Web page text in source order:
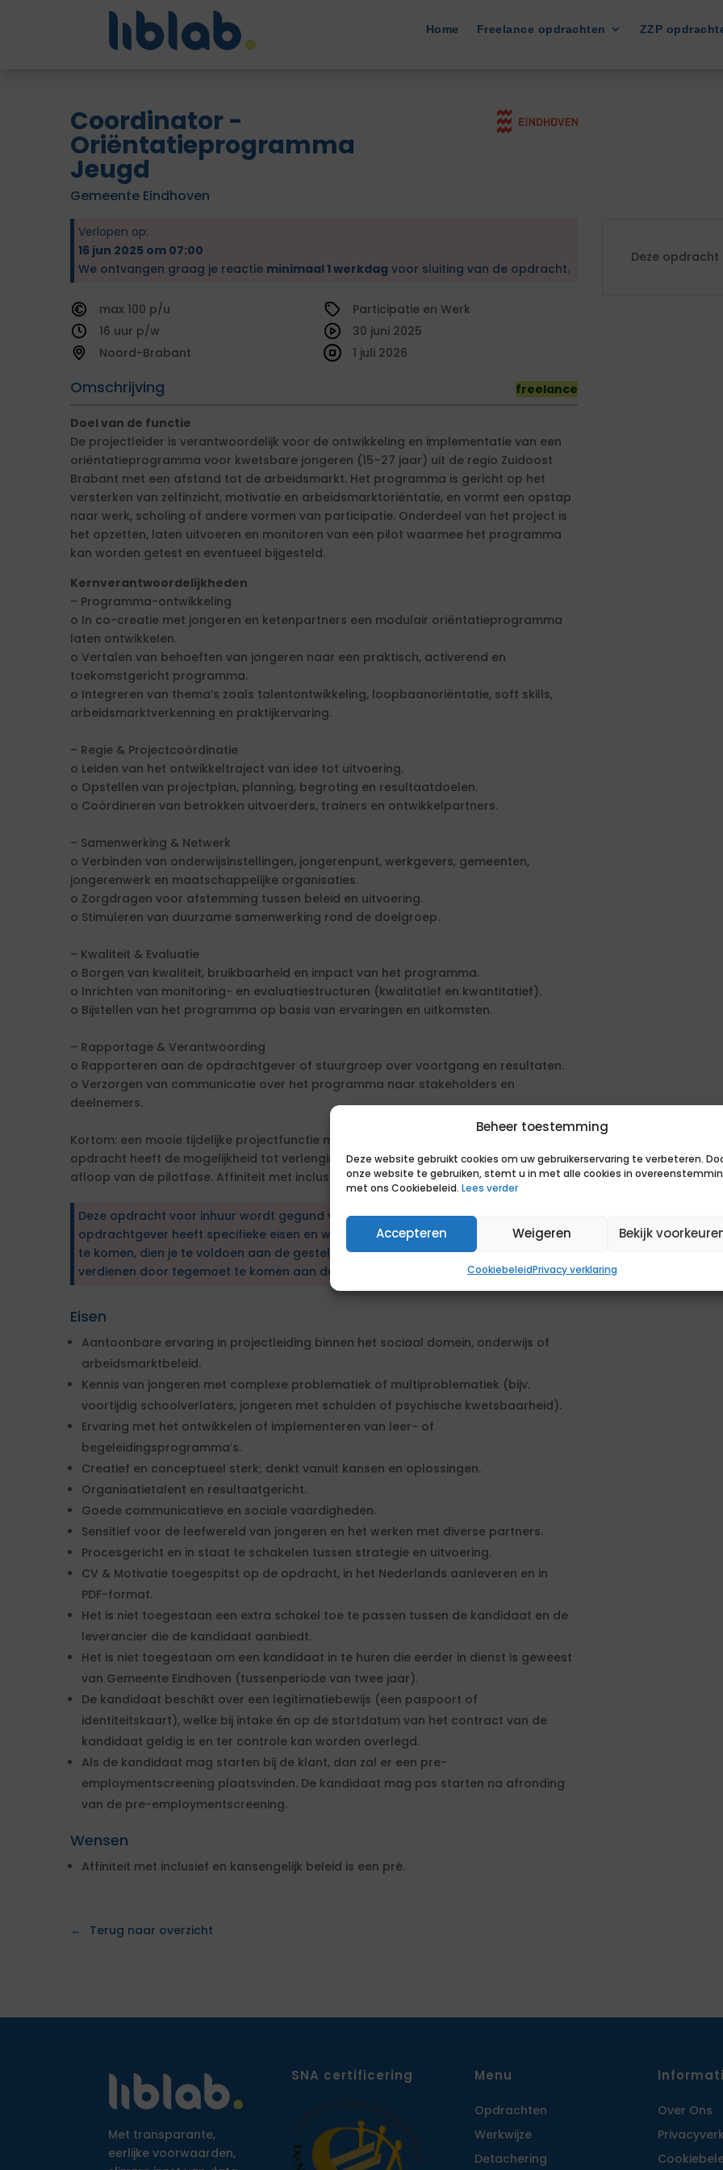
Beheer toestemming
Deze website gebruikt cookies om uw gebruikerservaring te verbeteren.
onze website te gebruiken, stemt u in met alle cookies in
met ons Cookiebeleid. Lees verder
Accepteren Weigeren Bekijk
CookiebeleidPrivacy verklaring
Home Freelance opdrachten ZZP
Coordinator -
Oriëntatieprogramma
Jeugd
Gemeente Eindhoven
Verlopen op:
16 jun 2025 om 07:00
We ontvangen graag je reactie minimaal 1 werkdag voor sluiting van de opdracht.
100
16
Noord-Brabant
Participatie en Werk
Omschrijving freelance
30 juni 2025
1 juli 2026
Doel van de functie
De projectleider is verantwoordelijk voor de ontwikkeling en implementatie van een
oriëntatieprogramma voor kwetsbare jongeren (15–27 jaar) uit de regio Zuidoost
Brabant met een afstand tot de arbeidsmarkt. Het programma is gericht op het
versterken van zelfinzicht, motivatie en arbeidsmarktoriëntatie, en vormt een opstap
naar werk, scholing of andere vormen van participatie. Onderdeel van het project is
het opzetten, laten uitvoeren en monitoren van een pilot waarmee het programma
kan worden getest en eventueel bijgesteld.
Kernverantwoordelijkheden
– Programma-ontwikkeling
o In co-creatie met jongeren en ketenpartners een modulair oriëntatieprogramma
laten ontwikkelen.
o Vertalen van behoeften van jongeren naar een praktisch, activerend en
toekomstgericht programma.
o Integreren van thema’s zoals talentontwikkeling, loopbaanoriëntatie, soft skills,
arbeidsmarktverkenning en praktijkervaring.
– Regie & Projectcoördinatie
o Leiden van het ontwikkeltraject van idee tot uitvoering.
o Opstellen van projectplan, planning, begroting en resultaatdoelen.
o Coördineren van betrokken uitvoerders, trainers en ontwikkelpartners.
– Samenwerking & Netwerk
o Verbinden van onderwijsinstellingen, jongerenpunt, werkgevers, gemeenten,
jongerenwerk en maatschappelijke organisaties.
o Zorgdragen voor afstemming tussen beleid en uitvoering.
o Stimuleren van duurzame samenwerking rond de doelgroep.
– Kwaliteit & Evaluatie
o Borgen van kwaliteit, bruikbaarheid en impact van het programma.
o Inrichten van monitoring- en evaluatiestructuren (kwalitatief en kwantitatief).
o Bijstellen van het programma op basis van ervaringen en uitkomsten.
– Rapportage & Verantwoording
o Rapporteren aan de opdrachtgever of stuurgroep over voortgang en resultaten.
o Verzorgen van communicatie over het programma naar stakeholders en
deelnemers.
Kortom: een mooie tijdelijke projectfunctie met maatschappelijke impact. Deze
opdracht heeft de mogelijkheid tot verlenging of verbreding van het programma na
afloop van de pilotfase. Affiniteit met inclusief en kansengelijk beleid is een pré.
Deze opdracht voor inhuur wordt gegund via een aanbestedingsprocedure. De
opdrachtgever heeft specifieke eisen en wensen geformuleerd. Om in aanmerking
te komen, dien je te voldoen aan de gestelde eisen. Daarnaast kun je extra punten
verdienen door tegemoet te komen aan de wensen.
Eisen
Aantoonbare ervaring in projectleiding binnen het sociaal domein, onderwijs of
arbeidsmarktbeleid.
Kennis van jongeren met complexe problematiek of multiproblematiek (bijv.
voortijdig schoolverlaters, jongeren met schulden of psychische kwetsbaarheid).
Ervaring met het ontwikkelen of implementeren van leer- of
begeleidingsprogramma’s.
Creatief en conceptueel sterk; denkt vanuit kansen en oplossingen.
Organisatietalent en resultaatgericht.
Goede communicatieve en sociale vaardigheden.
Sensitief voor de leefwereld van jongeren en het werken met diverse partners.
Procesgericht en in staat te schakelen tussen strategie en uitvoering.
CV & Motivatie toegespitst op de opdracht, in het Nederlands aanleveren en in
PDF-format.
Het is niet toegestaan een extra schakel toe te passen tussen de kandidaat en de
leverancier die de kandidaat aanbiedt.
Het is niet toegestaan om een kandidaat in te huren die eerder in dienst is geweest
van Gemeente Eindhoven (tussenperiode van twee jaar).
De kandidaat beschikt over een legitimatiebewijs (een paspoort of
identiteitskaart), welke bij intake én op de startdatum van het contract van de
kandidaat geldig is en ter controle kan worden overlegd.
Als de kandidaat mag starten bij de klant, dan zal er een pre-
employmentscreening plaatsvinden. De kandidaat mag pas starten na afronding
van de pre-employmentscreening.
Wensen
Affiniteit met inclusief en kansengelijk beleid is een pré.
Deze opdracht
Terug naar overzicht
Met transparante,
eerlijke voorwaarden,
SNA certificering Menu
Opdrachten
Werkwijze
Detachering
Over Ons